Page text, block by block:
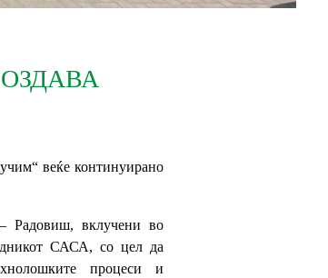
веќе континуирано
Радовиш, вклучени во
САСА, со цел да
процеси и